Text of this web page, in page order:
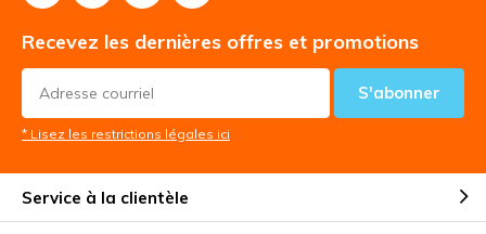
Recevez les dernières offres et promotions
S'abonner
* Lisez les restrictions légales ici
Service à la clientèle